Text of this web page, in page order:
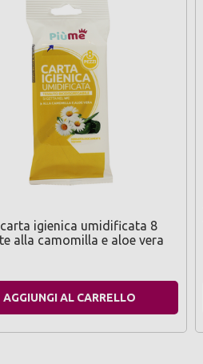
carta igienica umidificata 8
alla camomilla e aloe vera
AGGIUNGI AL CARRELLO